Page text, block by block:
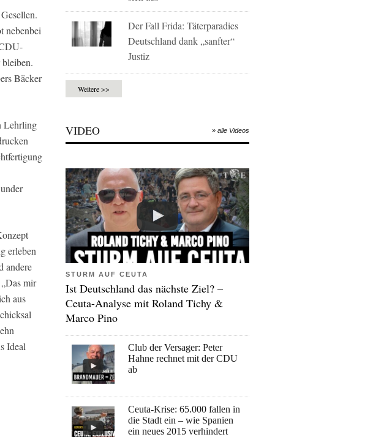
nebenbei
Bäcker
Lehrling
erleben
andere
mir
aus
Ideal
Der Fall Frida: Täterparadies
Deutschland dank „sanfter“
Justiz
Weitere >>
VIDEO » alle Videos
STURM AUF CEUTA
Ist Deutschland das nächste Ziel? –
Ceuta-Analyse mit Roland Tichy &
Marco Pino
Club der Versager: Peter
Hahne rechnet mit der CDU
ab
Ceuta-Krise: 65.000 fallen in
die Stadt ein – wie Spanien
ein neues 2015 verhindert